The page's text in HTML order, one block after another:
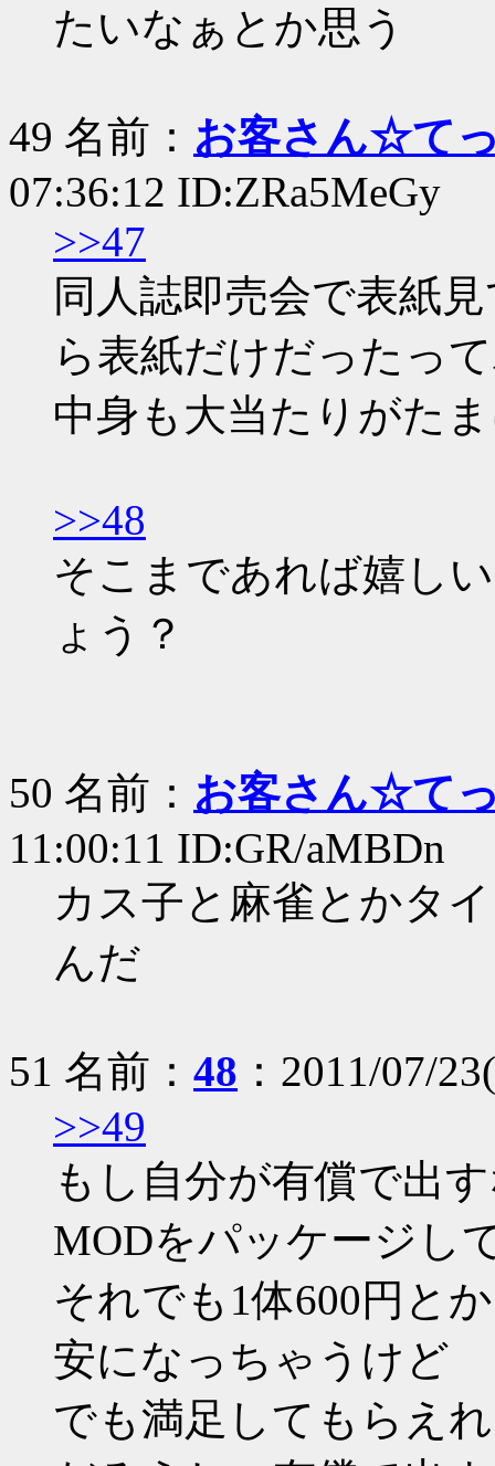
たいなぁとか思う
49 名前： お客さん☆て
07:36:12 ID:ZRa5MeGy
>>47
同人誌即売会で表紙
ら表紙だけだったっ
中身も大当たりがた
>>48
そこまであれば嬉し
ょう？
50 名前： お客さん☆て
11:00:11 ID:GR/aMBDn
カス子と麻雀とかタ
んだ
51 名前： 48 ：2011/07/
>>49
もし自分が有償で出
MODをパッケージし
それでも1体600円と
安になっちゃうけど
でも満足してもらえ